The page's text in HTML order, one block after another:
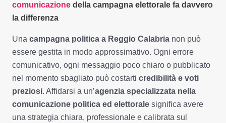
comunicazione della campagna elettorale fa davvero
la differenza
Una campagna politica a Reggio Calabria non può
essere gestita in modo approssimativo. Ogni errore
comunicativo, ogni messaggio poco chiaro o pubblicato
nel momento sbagliato può costarti credibilità e voti
preziosi. Affidarsi a un’agenzia specializzata nella
comunicazione politica ed elettorale significa avere
una strategia chiara, professionale e calibrata sul